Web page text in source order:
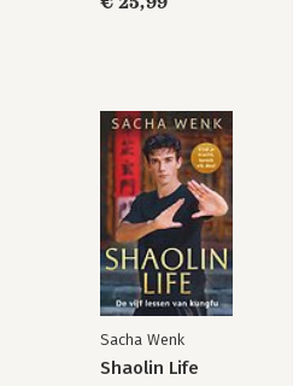
Sacha Wenk
Shaolin Life